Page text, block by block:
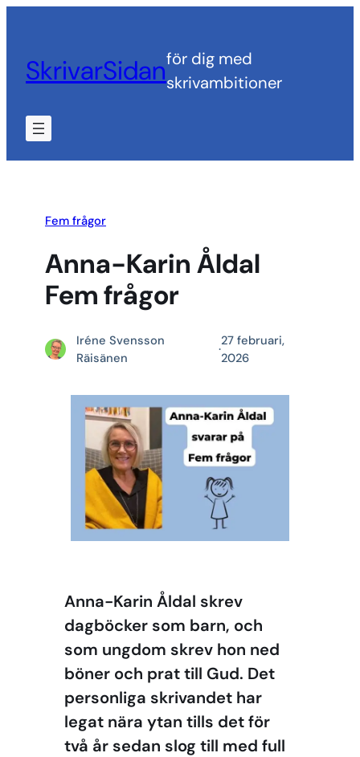
innehåll
SkrivarSidanför dig med
skrivambitioner
Fem frågor
Anna-Karin Åldal
Fem frågor
Iréne Svensson
Räisänen
·
27 februari,
2026
Anna-Karin Åldal skrev
dagböcker som barn, och
som ungdom skrev hon ned
böner och prat till Gud. Det
personliga skrivandet har
legat nära ytan tills det för
två år sedan slog till med full